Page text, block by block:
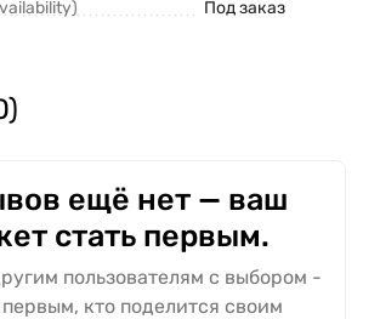
Под заказ
ещё нет — ваш
стать первым.
пользователям с выбором -
первым, кто поделится своим